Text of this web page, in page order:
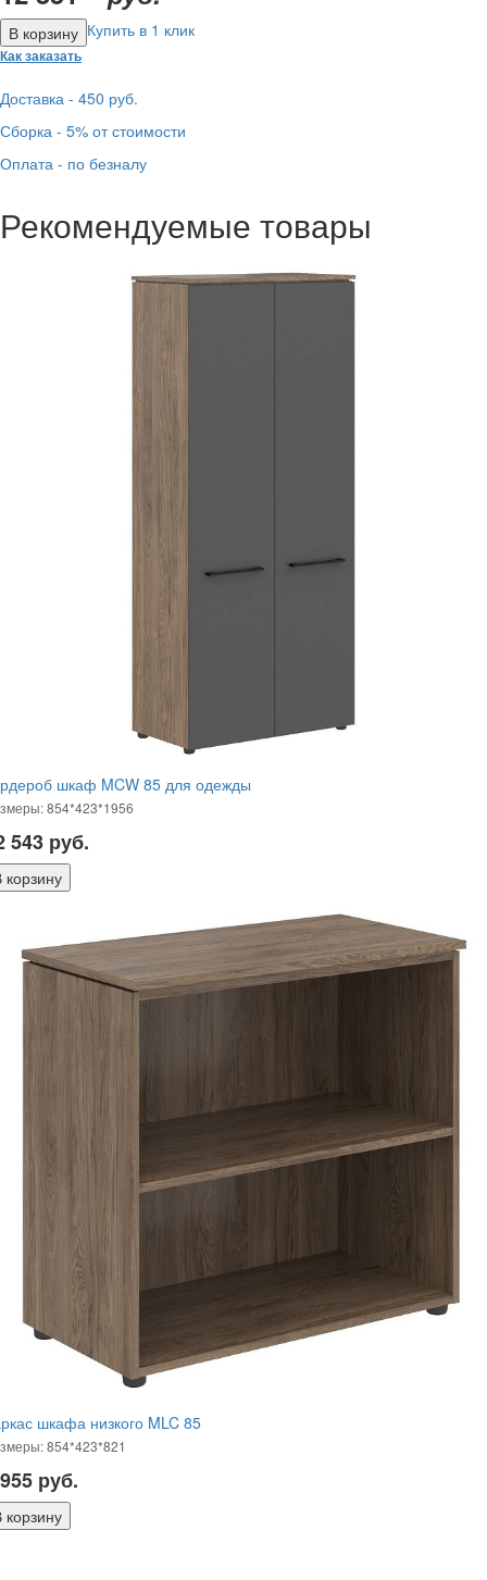
Купить в 1 клик
Как заказать
Доставка - 450 руб.
Сборка - 5% от стоимости
Оплата - по безналу
Рекомендуемые товары
шкаф MCW 85 для одежды
854*423*1956
543 руб.
шкафа низкого MLC 85
854*423*821
руб.